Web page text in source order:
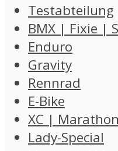
Testabteilung
BMX | Fixie |
Enduro
Gravity
Rennrad
E-Bike
XC | Marathon
Lady-Special